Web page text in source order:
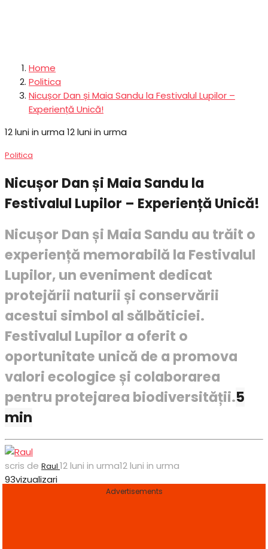
Home
Politica
Nicușor Dan și Maia Sandu la Festivalul Lupilor –
Experiență Unică!
12 luni in urma 12 luni in urma
Politica
Nicușor Dan și Maia Sandu la
Festivalul Lupilor – Experiență Unică!
Nicușor Dan și Maia Sandu au trăit o
experiență memorabilă la Festivalul
Lupilor, un eveniment dedicat
protejării naturii și conservării
acestui simbol al sălbăticiei.
Festivalul Lupilor a oferit o
oportunitate unică de a promova
valori ecologice și colaborarea
pentru protejarea biodiversității.5
min
scris de Raul 12 luni in urma12 luni in urma
93vizualizari
Advertisements